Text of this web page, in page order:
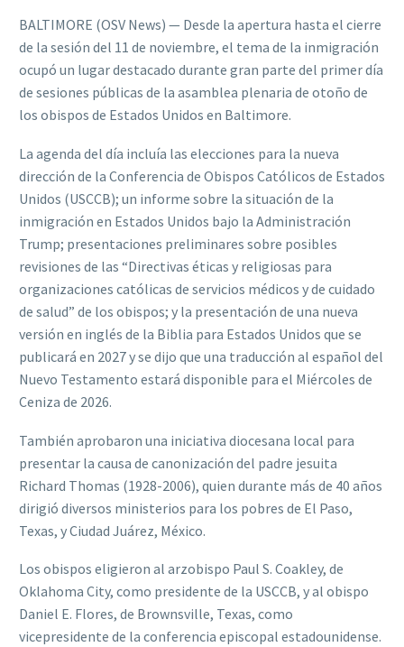
BALTIMORE (OSV News) — Desde la apertura hasta el cierre
de la sesión del 11 de noviembre, el tema de la inmigración
ocupó un lugar destacado durante gran parte del primer día
de sesiones públicas de la asamblea plenaria de otoño de
los obispos de Estados Unidos en Baltimore.
La agenda del día incluía las elecciones para la nueva
dirección de la Conferencia de Obispos Católicos de Estados
Unidos (USCCB); un informe sobre la situación de la
inmigración en Estados Unidos bajo la Administración
Trump; presentaciones preliminares sobre posibles
revisiones de las “Directivas éticas y religiosas para
organizaciones católicas de servicios médicos y de cuidado
de salud” de los obispos; y la presentación de una nueva
versión en inglés de la Biblia para Estados Unidos que se
publicará en 2027 y se dijo que una traducción al español del
Nuevo Testamento estará disponible para el Miércoles de
Ceniza de 2026.
También aprobaron una iniciativa diocesana local para
presentar la causa de canonización del padre jesuita
Richard Thomas (1928-2006), quien durante más de 40 años
dirigió diversos ministerios para los pobres de El Paso,
Texas, y Ciudad Juárez, México.
Los obispos eligieron al arzobispo Paul S. Coakley, de
Oklahoma City, como presidente de la USCCB, y al obispo
Daniel E. Flores, de Brownsville, Texas, como
vicepresidente de la conferencia episcopal estadounidense.